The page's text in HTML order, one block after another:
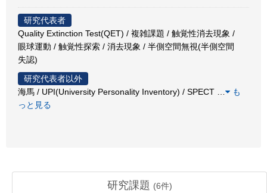
研究代表者
Quality Extinction Test(QET) / 複雑課題 / 触覚性消去現象 /
眼球運動 / 触覚性探索 / 消去現象 / 半側空間無視(半側空間
失認)
研究代表者以外
海馬 / UPI(University Personality Inventory) / SPECT
も
っと見る
研究課題 (6件)